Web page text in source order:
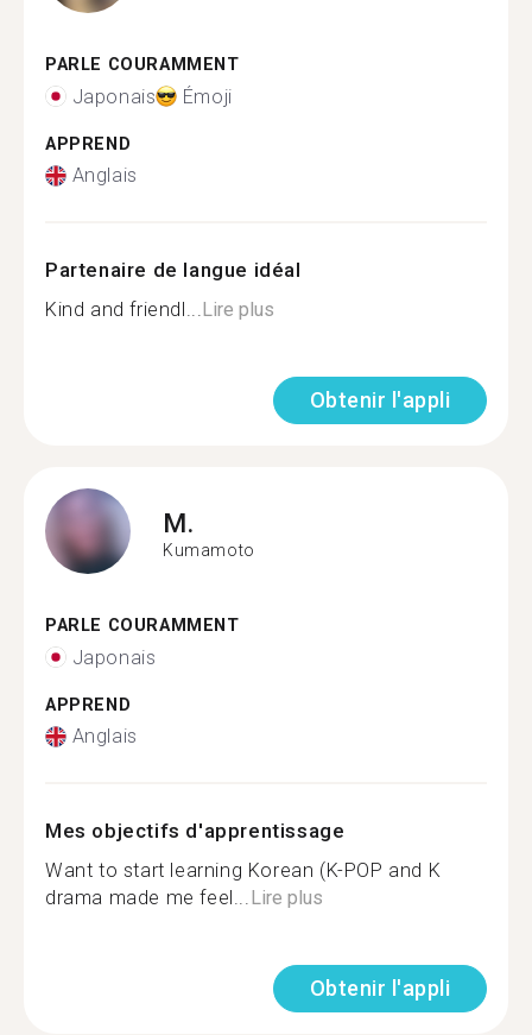
PARLE COURAMMENT
Japonais Émoji
APPREND
Anglais
Partenaire de langue idéal
Kind and friendl...Lire plus
Obtenir l'appli
M.
Kumamoto
PARLE COURAMMENT
Japonais
APPREND
Anglais
Mes objectifs d'apprentissage
Want to start learning Korean (K-POP and K
drama made me feel...Lire plus
Obtenir l'appli